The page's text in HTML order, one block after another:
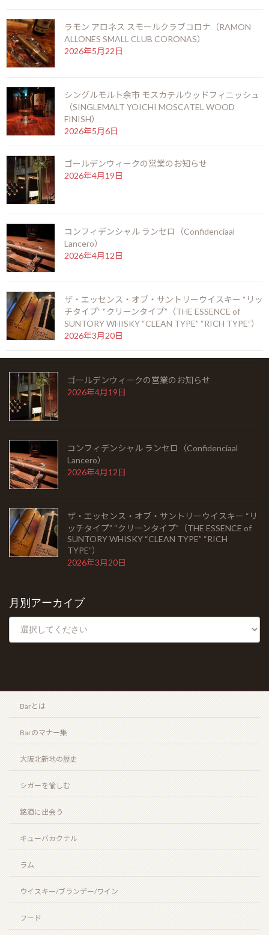
ニューグローブ 10年（NEW GROVE 10 years）
2026年7月12日
お陰をもちましてスーペルノーバ北新地店は14周
年を迎えることとなりました。
2026年6月29日
ビッグピート33年 コニャック＆シェリーフィニ
ラモン アロネス スモールクラブコロナ（RAMON
ALLONES SMALL CLUB CORONAS）
シングルモルト余市 モスカテルウッドフィニッシ
ュ（SINGLEMALT YOICHI MOSCATEL WOOD
FINISH）
ゴールデンウィークの営業のお知らせ
2026年4月19日
コンフィデンシャル ランセロ（Confidenciaal
Lancero）
2026年4月12日
ザ・エッセンス・オブ・サントリーウイスキー “リ
ッチタイプ” “クリーンタイプ”（THE ESSENCE of
SUNTORY WHISKY “CLEAN TYPE” “RICH
TYPE”）
2026年3月20日
月別アーカイブ
Barとは
Barのマナー集
大阪北新地の歴史
シガーを愉しむ
銘酒に出会う
キューバカクテル
ラム
ウイスキー/ブランデー/ワイン
フード
ラモン アロネス スモールクラブコロナ（RAMON
ALLONES SMALL CLUB CORONAS）
2026年5月22日
シングルモルト余市 モスカテルウッドフィニッシュ
（SINGLEMALT YOICHI MOSCATEL WOOD
FINISH）
2026年5月6日
ゴールデンウィークの営業のお知らせ
2026年4月19日
コンフィデンシャル ランセロ（Confidenciaal
Lancero）
2026年4月12日
ザ・エッセンス・オブ・サントリーウイスキー “リッ
チタイプ” “クリーンタイプ”（THE ESSENCE of
SUNTORY WHISKY “CLEAN TYPE” “RICH TYPE”）
2026年3月20日
HOME
お知らせ
シガーを愉しむ
銘酒に出会う
フード
北新地店案内